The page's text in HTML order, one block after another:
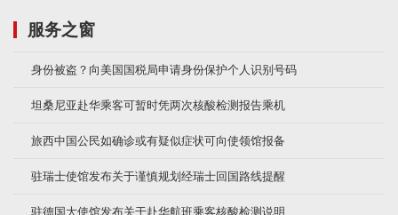
服务之窗
身份被盗？向美国国税局申请身份保护个人识别号码
坦桑尼亚赴华乘客可暂时凭两次核酸检测报告乘机
旅西中国公民如确诊或有疑似症状可向使领馆报备
驻瑞士使馆发布关于谨慎规划经瑞士回国路线提醒
驻德国大使馆发布关于赴华航班乘客核酸检测说明